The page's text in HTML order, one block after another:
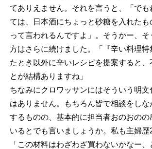
てありえません。それを言うと、「でも
ては、日本酒にちょっと砂糖を入れた
って言われるんですよ」。そうかー、
方はさらに続けました。「『辛い料理
たとき以外に辛いレシピを提案すると、
とが結構ありますね」
ちなみにクロワッサンにはそういう明
はありません。もちろん皆で相談をし
するものの、基本的に担当者おのおのの
いるとでも言いましょうか。私も主婦
「この材料はわざわざ買わないかなー